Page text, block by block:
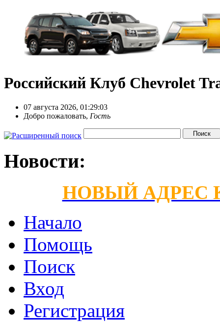
Российский Клуб Chevrolet
07 августа 2026, 01:29:03
Добро пожаловать, Гость
Новости:
НОВЫЙ АДРЕС
Начало
Помощь
Поиск
Вход
Регистрация